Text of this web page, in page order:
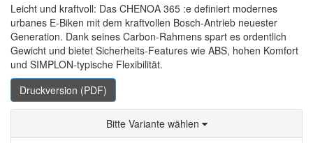
Leicht und kraftvoll: Das CHENOA 365 :e definiert modernes
urbanes E-Biken mit dem kraftvollen Bosch-Antrieb neuester
Generation. Dank seines Carbon-Rahmens spart es ordentlich
Gewicht und bietet Sicherheits-Features wie ABS, hohen Komfort
und SIMPLON-typische Flexibilität.
Druckversion (PDF)
Bitte Variante wählen